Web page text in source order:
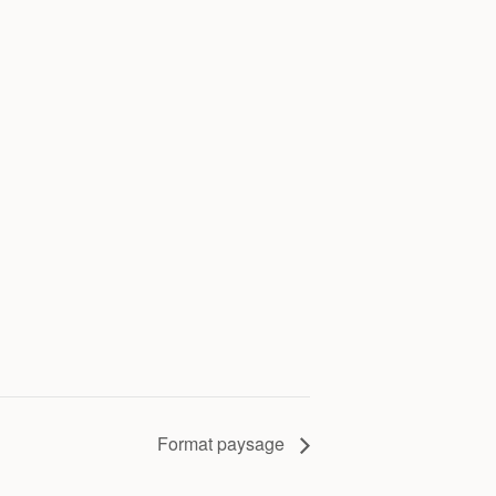
Format paysage